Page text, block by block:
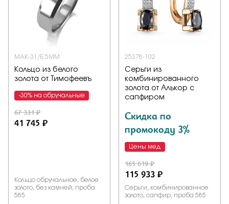
МАК-31/Б 5ММ
Кольцо из белого
золота от Тимофеевъ
-30% на обручальные
67 331 ₽
41 745 ₽
Кольцо обручальное, белое
золото, без камней, проба
585
25378-102
Серьги из
комбинированного
золота от Алькор с
сапфиром
Скидка по
промокоду 3%
Цены мед
165 619 ₽
115 933 ₽
Серьги, комбинированное
золото, сапфир, проба 585